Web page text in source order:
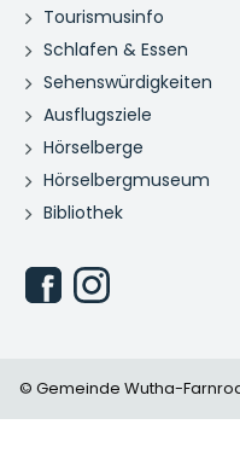
Tourismusinfo
Schlafen & Essen
Sehenswürdigkeiten
Ausflugsziele
Hörselberge
Hörselbergmuseum
Bibliothek
© Gemeinde Wutha-